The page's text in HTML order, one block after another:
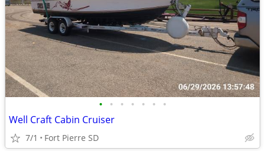
• • • • • • •
Well Craft Cabin Cruiser
7/1 Fort Pierre SD